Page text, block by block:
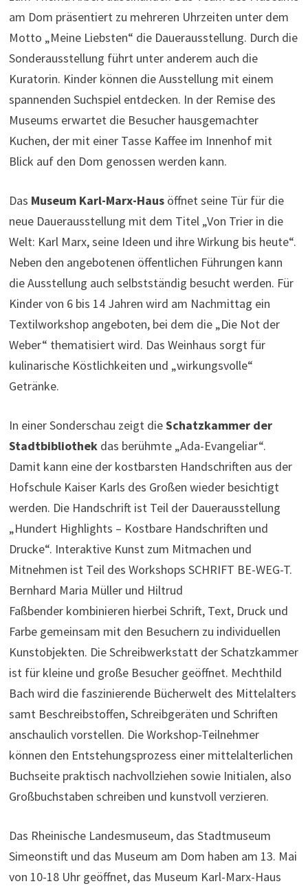
am Dom präsentiert zu mehreren Uhrzeiten unter dem
Motto „Meine Liebsten“ die Dauerausstellung. Durch die
Sonderausstellung führt unter anderem auch die
Kuratorin. Kinder können die Ausstellung mit einem
spannenden Suchspiel entdecken. In der Remise des
Museums erwartet die Besucher hausgemachter
Kuchen, der mit einer Tasse Kaffee im Innenhof mit
Blick auf den Dom genossen werden kann.
Das Museum Karl-Marx-Hausöffnet seine Tür für die
neue Dauerausstellung mit dem Titel „Von Trier in die
Welt: Karl Marx, seine Ideen und ihre Wirkung bis heute“.
Neben den angebotenen öffentlichen Führungen kann
die Ausstellung auch selbstständig besucht werden. Für
Kinder von 6 bis 14 Jahren wird am Nachmittag ein
Textilworkshop angeboten, bei dem die „Die Not der
Weber“ thematisiert wird. Das Weinhaus sorgt für
kulinarische Köstlichkeiten und „wirkungsvolle“
Getränke.
In einer Sonderschau zeigt dieSchatzkammer der
Stadtbibliothekdas berühmte „Ada-Evangeliar“.
Damit kann eine der kostbarsten Handschriften aus der
Hofschule Kaiser Karls des Großen wieder besichtigt
werden. Die Handschrift ist Teil der Dauerausstellung
„Hundert Highlights – Kostbare Handschriften und
Drucke“. Interaktive Kunst zum Mitmachen und
Mitnehmen ist Teil des Workshops SCHRIFT BE-WEG-T.
Bernhard Maria Müller und Hiltrud
Faßbender kombinieren hierbei Schrift, Text, Druck und
Farbe gemeinsam mit den Besuchern zu individuellen
Kunstobjekten. Die Schreibwerkstatt der Schatzkammer
ist für kleine und große Besucher geöffnet. Mechthild
Bach wird die faszinierende Bücherwelt des Mittelalters
samt Beschreibstoffen, Schreibgeräten und Schriften
anschaulich vorstellen. Die Workshop-Teilnehmer
können den Entstehungsprozess einer mittelalterlichen
Buchseite praktisch nachvollziehen sowie Initialen, also
Großbuchstaben schreiben und kunstvoll verzieren.
Das Rheinische Landesmuseum, das Stadtmuseum
Simeonstift und das Museum am Dom haben am 13. Mai
von 10-18 Uhr geöffnet, das Museum Karl-Marx-Haus